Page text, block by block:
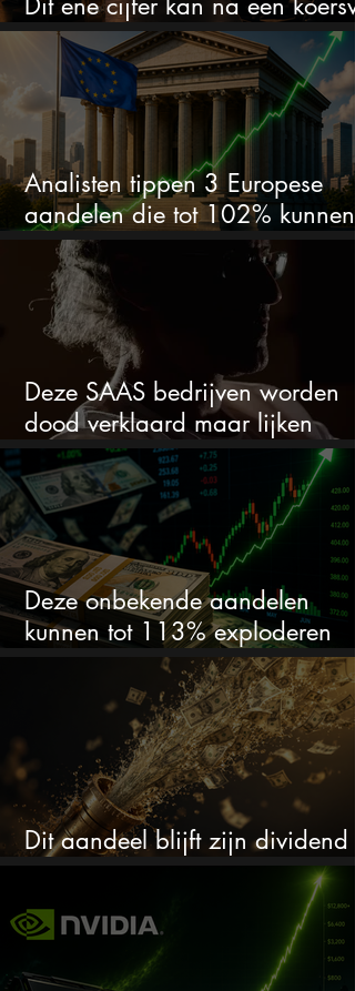
van 50% alles veranderen
Analisten tippen 3 Europese
aandelen die tot 102% kunnen
stijgen
Deze SAAS bedrijven worden
dood verklaard maar lijken
springlevend
Deze onbekende aandelen
kunnen tot 113% exploderen
(één springt eruit)
Dit aandeel blijft zijn dividend
verhogen, wat er ook gebeurt